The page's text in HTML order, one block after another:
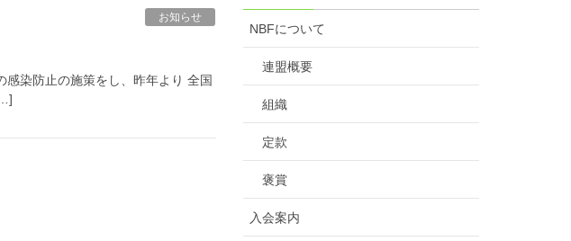
お知らせ
染防止の施策をし、昨年より 全国
NBFについて
連盟概要
組織
定款
褒賞
入会案内